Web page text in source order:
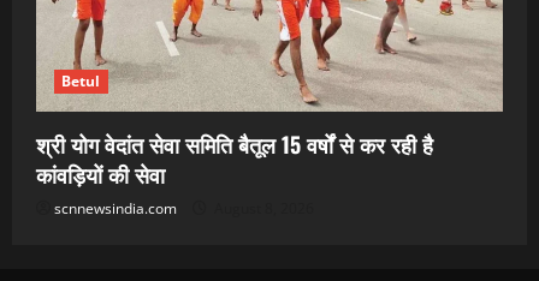
Betul
श्री योग वेदांत सेवा समिति बैतूल 15 वर्षों से कर रही है
कांवड़ियों की सेवा
scnnewsindia.com